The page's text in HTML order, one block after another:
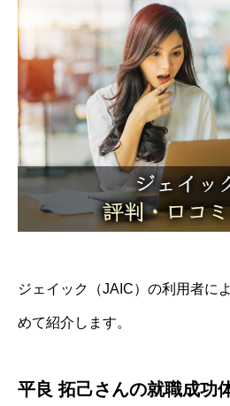
ジェイック（JAIC）の利用者に
めて紹介します。
平良 拓己さんの就職成功